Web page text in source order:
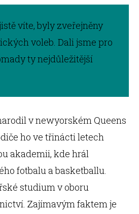
víte, byly zveřejněny
voleb. Dali jsme pro
ty nejdůležitější
v newyorském Queens
ho ve třinácti letech
akademii, kde hrál
fotbalu a basketballu.
studium v oboru
Zajímavým faktem je